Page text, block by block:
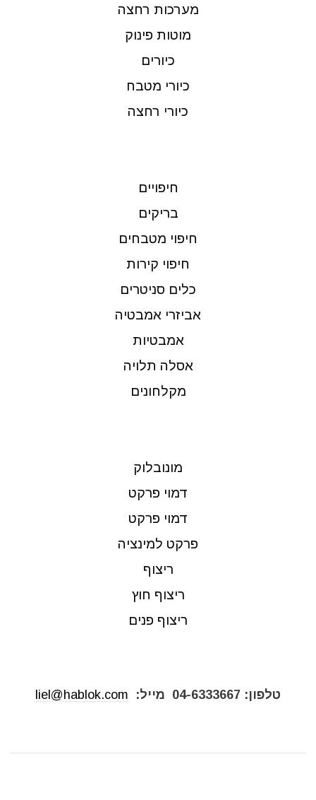
מערכות רחצה
מוטות פינוק
כיורים
כיורי מטבח
כיורי רחצה
חיפויים
בריקים
חיפוי מטבחים
חיפוי קירות
כלים סניטרים
אביזרי אמבטיה
אמבטיות
אסלה תלויה
מקלחונים
מונובלוק
דמוי פרקט
דמוי פרקט
פרקט למינציה
ריצוף
ריצוף חוץ
ריצוף פנים
טלפון: 04-6333667 מייל: liel@hablok.com